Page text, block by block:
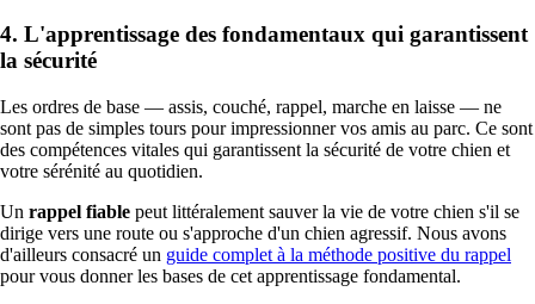
4. L'apprentissage des fondamentaux qui garantissent
la sécurité
Les ordres de base — assis, couché, rappel, marche en laisse — ne
sont pas de simples tours pour impressionner vos amis au parc. Ce sont
des compétences vitales qui garantissent la sécurité de votre chien et
votre sérénité au quotidien.
Un rappel fiable peut littéralement sauver la vie de votre chien s'il se
dirige vers une route ou s'approche d'un chien agressif. Nous avons
d'ailleurs consacré un guide complet à la méthode positive du rappel
pour vous donner les bases de cet apprentissage fondamental.